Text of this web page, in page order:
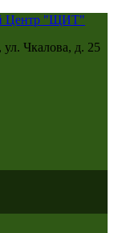
ул. Чкалова, д. 25